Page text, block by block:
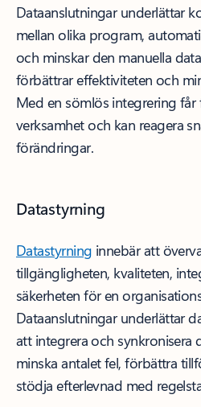
Dataanslutningar underlättar
mellan olika program,
och minskar den manuella
förbättrar effektiviteten och
Med en sömlös integrering
verksamhet och kan reagera
förändringar.
Datastyrning
Datastyrning innebär att
tillgängligheten, kvaliteten,
säkerheten för en
Dataanslutningar underlättar
att integrera och synkronisera
minska antalet fel, förbättra
stödja efterlevnad med